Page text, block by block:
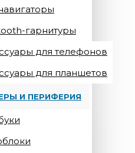
гарнитуры
для телефонов
для планшетов
И ПЕРИФЕРИЯ